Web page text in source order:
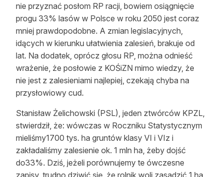
100 lat „Lasu Polskiego”
Prenumerata
Reklama
Zostań autorem
Archiwum
Kontakt
nie przyznać posłom RP racji, bowiem osiągnięcie
progu 33% lasów w Polsce w roku 2050 jest coraz
mniej prawdopodobne. A zmian legislacyjnych,
idących w kierunku ułatwienia zalesień, brakuje od
lat. Na dodatek, oprócz głosu RP, można odnieść
wrażenie, że posłowie z KOŚiZN mimo wiedzy, że
nie jest z zalesieniami najlepiej, czekają chyba na
przysłowiowy cud.
Stanisław Żelichowski (PSL), jeden ztwórców KPZL,
stwierdził, że: wówczas w Roczniku Statystycznym
mieliśmy1700 tys. ha gruntów klasy VI i VIz i
zakładaliśmy zalesienie ok. 1 mln ha, żeby dojść
do33%. Dziś, jeżeli porównujemy te ówczesne
zapisy, trudno dziwić się, że rolnik woli zasadzić 1 ha